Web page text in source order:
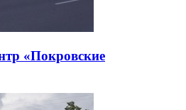
«Покровские